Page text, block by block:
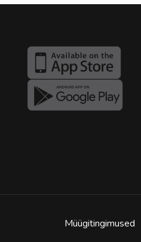
Müügitingimused